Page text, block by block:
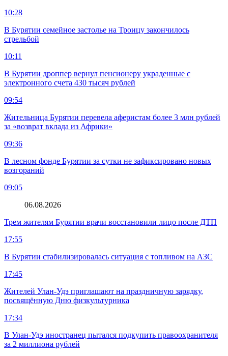
10:28
В Бурятии семейное застолье на Троицу закончилось
стрельбой
10:11
В Бурятии дроппер вернул пенсионеру украденные с
электронного счета 430 тысяч рублей
09:54
Жительница Бурятии перевела аферистам более 3 млн рублей
за «возврат вклада из Африки»
09:36
В лесном фонде Бурятии за сутки не зафиксировано новых
возгораний
09:05
06.08.2026
Трем жителям Бурятии врачи восстановили лицо после ДТП
17:55
В Бурятии стабилизировалась ситуация с топливом на АЗС
17:45
Жителей Улан-Удэ приглашают на праздничную зарядку,
посвящённую Дню физкультурника
17:34
В Улан-Удэ иностранец пытался подкупить правоохранителя
за 2 миллиона рублей